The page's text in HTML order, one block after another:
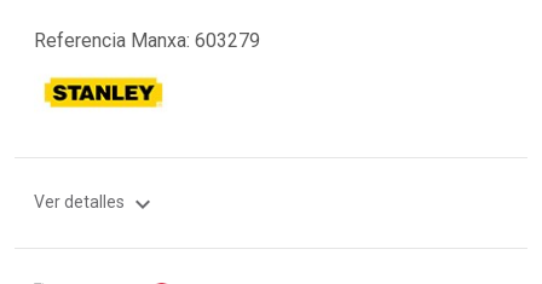
Referencia Manxa: 603279
Ver detalles expand_more